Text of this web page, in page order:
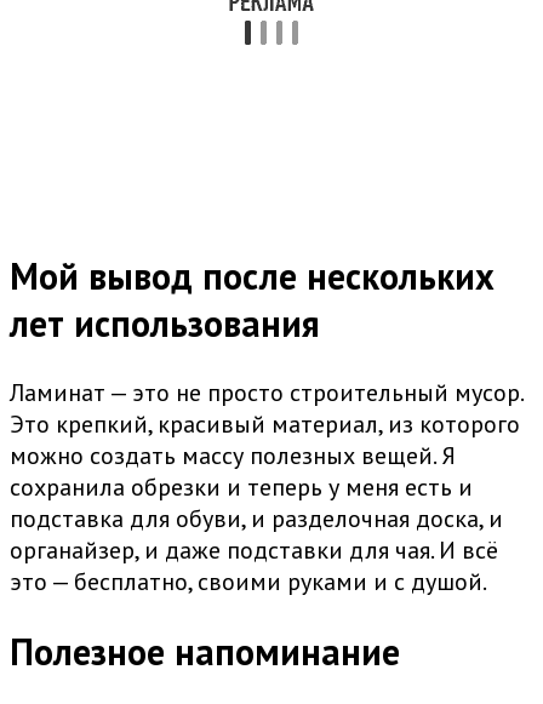
Мой вывод после нескольких
лет использования
Ламинат — это не просто строительный мусор.
Это крепкий, красивый материал, из которого
можно создать массу полезных вещей. Я
сохранила обрезки и теперь у меня есть и
подставка для обуви, и разделочная доска, и
органайзер, и даже подставки для чая. И всё
это — бесплатно, своими руками и с душой.
Полезное напоминание